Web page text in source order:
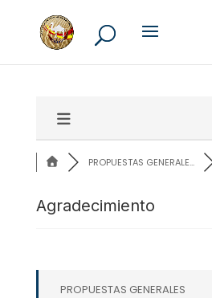
PROPUESTAS GENERALE...
Agradecimiento
PROPUESTAS GENERALES